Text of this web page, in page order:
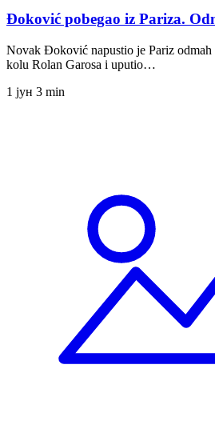
Đoković pobegao iz Pariza.
Novak Đoković napustio je Pariz odmah
kolu Rolan Garosa i uputio…
1 јун 3 min